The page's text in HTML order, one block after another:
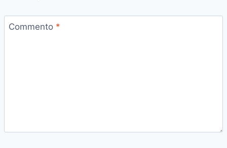
Commento *